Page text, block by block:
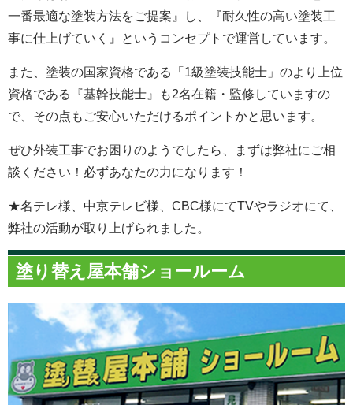
一番最適な塗装方法をご提案』し、『耐久性の高い塗装工
事に仕上げていく』というコンセプトで運営しています。
また、塗装の国家資格である「1級塗装技能士」のより上位
資格である『基幹技能士』も2名在籍・監修していますの
で、その点もご安心いただけるポイントかと思います。
ぜひ外装工事でお困りのようでしたら、まずは弊社にご相
談ください！必ずあなたの力になります！
★名テレ様、中京テレビ様、CBC様にてTVやラジオにて、
弊社の活動が取り上げられました。
塗り替え屋本舗ショールーム